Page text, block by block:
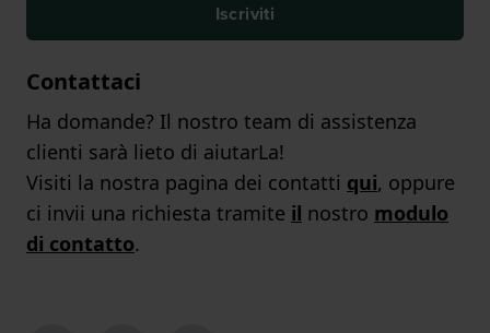
Iscriviti
Contattaci
Ha domande? Il nostro team di assistenza
clienti sarà lieto di aiutarLa!
Visiti la nostra pagina dei contatti qui, oppure
ci invii una richiesta tramite il nostro modulo
di contatto.